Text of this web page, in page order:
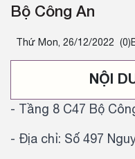
Bộ Công An
Thứ Mon, 26/12/2022
NỘI
- Tầng 8 C47 Bộ
- Địa chỉ: Số 497